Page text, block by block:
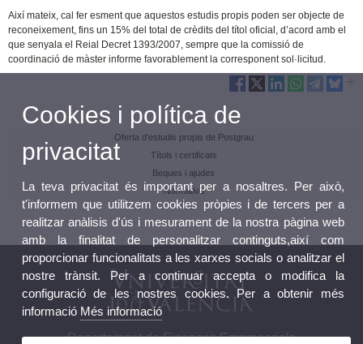
Així mateix, cal fer esment que aquestos estudis propis poden ser objecte de
reconeixement, fins un 15% del total de crèdits del títol oficial, d’acord amb el
que senyala el Reial Decret 1393/2007, sempre que la comissió de
coordinació de màster informe favorablement la corresponent sol·licitud.
Oferta d'estudis propis de Postgrau
Títols i certificats
Beques i ajudes
Normativa
Departament de Finances Empresarials
Cookies i política de
privacitat
La teva privacitat és important per a nosaltres. Per això,
t'informem que utilitzem cookies pròpies i de tercers per a
realitzar anàlisis d'ús i mesurament de la nostra pàgina web
amb la finalitat de personalitzar continguts,així com
proporcionar funcionalitats a les xarxes socials o analitzar el
nostre trànsit. Per a continuar accepta o modifica la
configuració de les nostres cookies. Per a obtenir més
informació Més informació